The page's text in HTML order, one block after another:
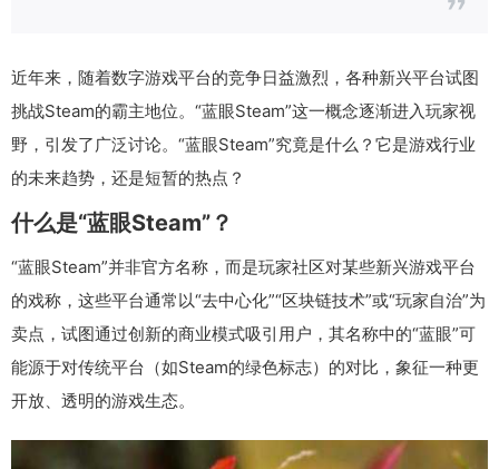
近年来，随着数字游戏平台的竞争日益激烈，各种新兴平台试图
挑战Steam的霸主地位。“蓝眼Steam”这一概念逐渐进入玩家视
野，引发了广泛讨论。“蓝眼Steam”究竟是什么？它是游戏行业
的未来趋势，还是短暂的热点？
什么是“蓝眼Steam”？
“蓝眼Steam”并非官方名称，而是玩家社区对某些新兴游戏平台
的戏称，这些平台通常以“去中心化”“区块链技术”或“玩家自治”为
卖点，试图通过创新的商业模式吸引用户，其名称中的“蓝眼”可
能源于对传统平台（如Steam的绿色标志）的对比，象征一种更
开放、透明的游戏生态。